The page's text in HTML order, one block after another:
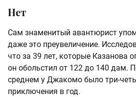
Нет
Сам знаменитый авантюрист
даже это преувеличение.
что за 39 лет, которые Казанова
он обольстил от 122 до 140 дам.
среднем у Джакомо было три-
приключения в год.